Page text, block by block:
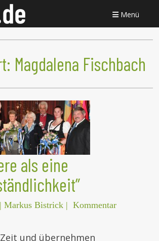
Menü
Magdalena Fischbach
als eine
| Markus Bistrick | Kommentar
Zeit und übernehmen